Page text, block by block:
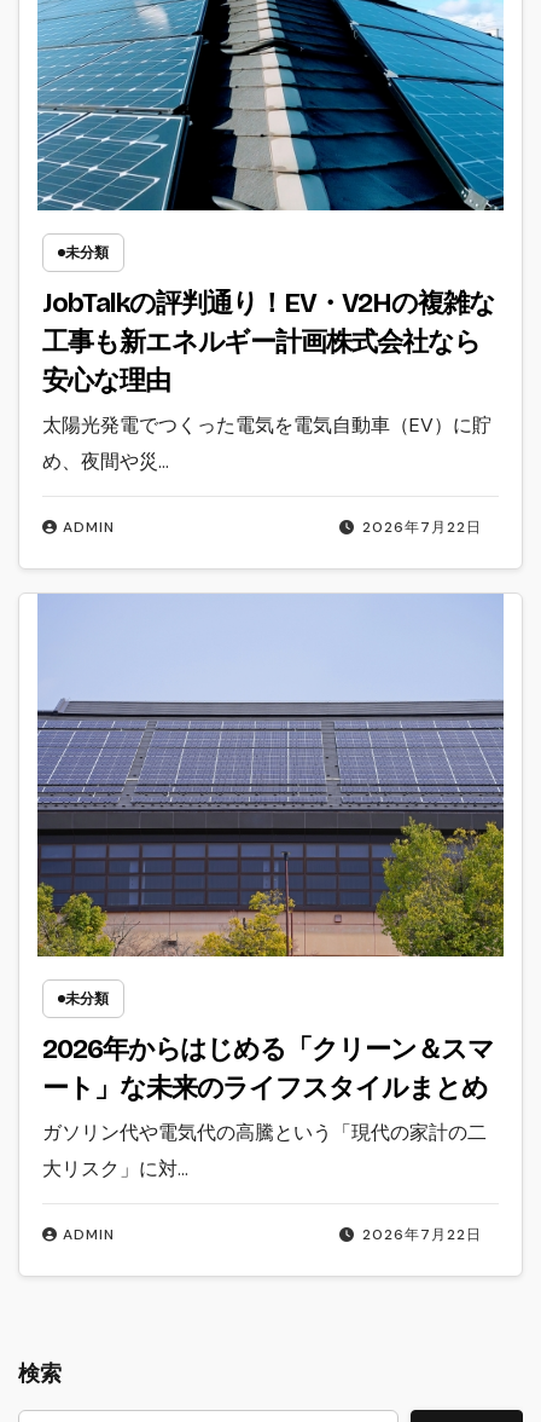
未分類
JobTalkの評判通り！EV・V2Hの複雑な
工事も新エネルギー計画株式会社なら
安心な理由
2026年7月22日
ADMIN
太陽光発電でつくった電気を電気自動車（EV）に貯
め、夜間や災…
未分類
2026年からはじめる「クリーン＆スマ
ート」な未来のライフスタイルまとめ
2026年7月22日
ADMIN
ガソリン代や電気代の高騰という「現代の家計の二
大リスク」に対…
検索